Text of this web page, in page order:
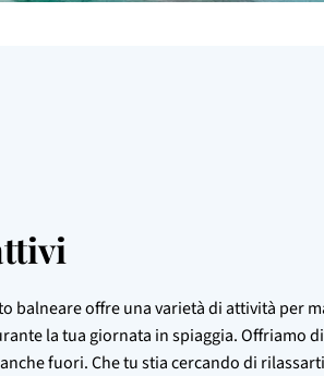
balneare offre una varietà di attività per
la tua giornata in spiaggia. Offriamo
fuori. Che tu stia cercando di